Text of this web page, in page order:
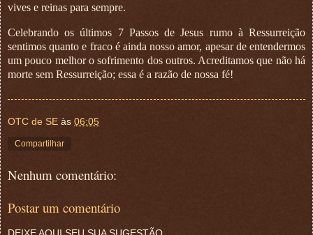
vives e reinas para sempre.
Celebrando os últimos 7 Passos de Jesus rumo à Ressurreição
sentimos quanto e fraco é ainda nosso amor, apesar de entendermos
um pouco melhor o sofrimento dos outros. Acreditamos que não há
morte sem Ressurreição; essa é a razão de nossa fé!
OTC de SE às 06:05
Compartilhar
Nenhum comentário:
Postar um comentário